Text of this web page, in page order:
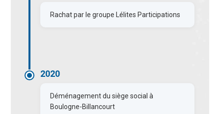
Rachat par le groupe Lélites Participations
2020
Déménagement du siège social à
Boulogne-Billancourt